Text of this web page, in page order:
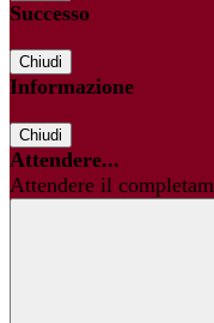
Successo
Chiudi
Informazione
Chiudi
Attendere...
Attendere il